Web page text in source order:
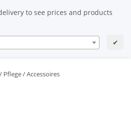
to see prices and products
✔
EN EN
Pflege / Accessoires